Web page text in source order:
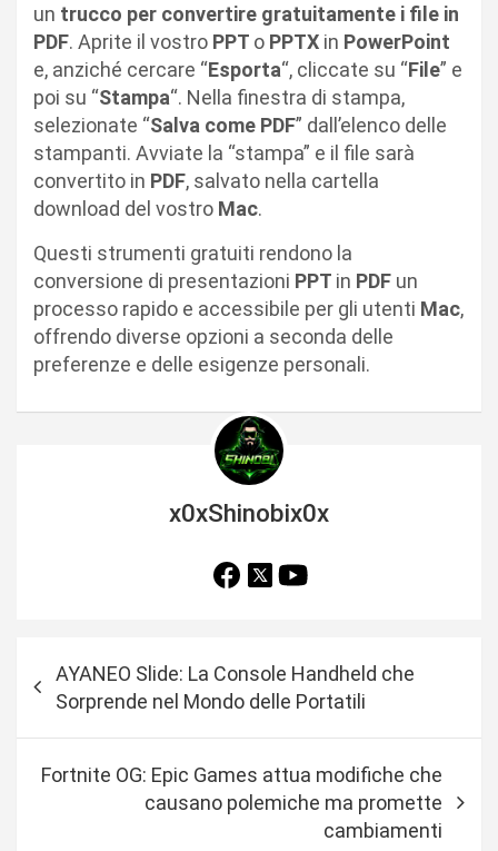
un trucco per convertire gratuitamente i file in
PDF. Aprite il vostro PPT o PPTX in PowerPoint
e, anziché cercare “Esporta“, cliccate su “File” e
poi su “Stampa“. Nella finestra di stampa,
selezionate “Salva come PDF” dall’elenco delle
stampanti. Avviate la “stampa” e il file sarà
convertito in PDF, salvato nella cartella
download del vostro Mac.
Questi strumenti gratuiti rendono la
conversione di presentazioni PPT in PDF un
processo rapido e accessibile per gli utenti Mac,
offrendo diverse opzioni a seconda delle
preferenze e delle esigenze personali.
x0xShinobix0x
AYANEO Slide: La Console Handheld che
Sorprende nel Mondo delle Portatili
Fortnite OG: Epic Games attua modifiche che
causano polemiche ma promette
cambiamenti